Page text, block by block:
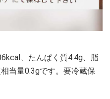
、たんぱく質4.4g、脂
当量0.3gです。要冷蔵保